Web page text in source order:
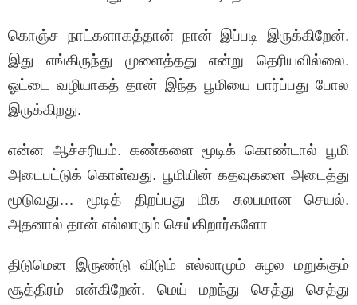
கொஞ்ச நாட்களாகத்தான் நான் இப்படி இருக்கிறேன்.
இது எங்கிருந்து முளைத்தது என்று தெரியவில்லை.
ஓட்டை வழியாகத் தான் இந்த பூமியை பார்ப்பது போல
இருக்கிறது.
என்ன ஆச்சரியம். கண்களை மூடிக் கொண்டால் பூமி
அடைபட்டுக் கொள்வது. பூமியின் கதவுகளை அடைத்து
மூடுவது… மூடித் திறப்பது மிக சுலபமான செயல்.
அதனால் தான் எல்லாரும் செய்கிறார்களோ
திடுமென இருண்டு விடும் எல்லாமும் சுழல மறுக்கும்
சூத்திரம் என்கிறேன். மெய் மறந்து செத்து செத்து